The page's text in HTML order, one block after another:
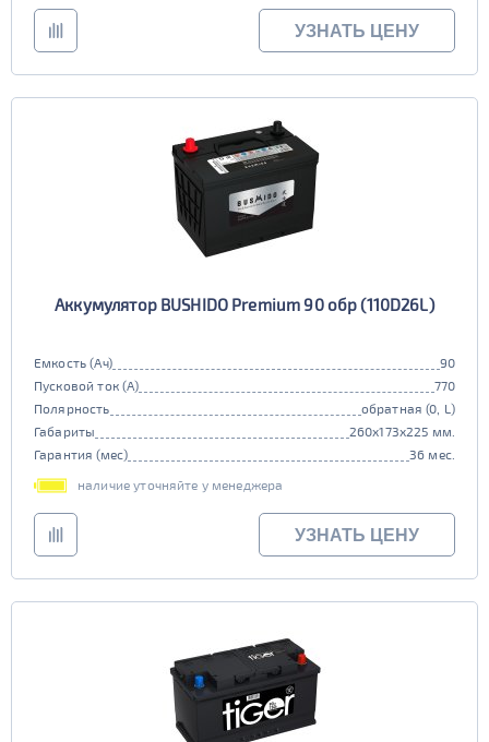
УЗНАТЬ ЦЕНУ
Аккумулятор BUSHIDO Premium 90 обр (110D26L)
Емкость (Ач)
90
Пусковой ток (А)
770
Полярность
обратная (0, L)
Габариты
260x173x225 мм.
Гарантия (мес)
36 мес.
наличие уточняйте у менеджера
УЗНАТЬ ЦЕНУ